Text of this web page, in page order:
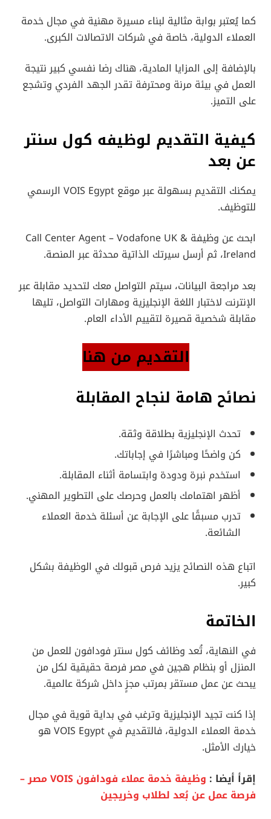
كما يُعتبر بوابة مثالية لبناء مسيرة مهنية في مجال خدمة
العملاء الدولية، خاصة في شركات الاتصالات الكبرى.
بالإضافة إلى المزايا المادية، هناك رضا نفسي كبير نتيجة
العمل في بيئة مرنة ومحترفة تقدر الجهد الفردي وتشجع
على التميز.
كيفية التقديم لوظيفه كول سنتر
عن بعد
يمكنك التقديم بسهولة عبر موقع VOIS Egypt الرسمي
للتوظيف.
ابحث عن وظيفة Call Center Agent – Vodafone UK &
Ireland، ثم أرسل سيرتك الذاتية محدثة عبر المنصة.
بعد مراجعة البيانات، سيتم التواصل معك لتحديد مقابلة عبر
الإنترنت لاختبار اللغة الإنجليزية ومهارات التواصل، تليها
مقابلة شخصية قصيرة لتقييم الأداء العام.
التقديم من هنا
نصائح هامة لنجاح المقابلة
تحدث الإنجليزية بطلاقة وثقة.
كن واضحًا ومباشرًا في إجاباتك.
استخدم نبرة ودودة وابتسامة أثناء المقابلة.
أظهر اهتمامك بالعمل وحرصك على التطوير المهني.
تدرب مسبقًا على الإجابة عن أسئلة خدمة العملاء
الشائعة.
اتباع هذه النصائح يزيد فرص قبولك في الوظيفة بشكل
كبير.
الخاتمة
في النهاية، تُعد وظائف كول سنتر فودافون للعمل من
المنزل أو بنظام هجين في مصر فرصة حقيقية لكل من
يبحث عن عمل مستقر بمرتب مجزٍ داخل شركة عالمية.
إذا كنت تجيد الإنجليزية وترغب في بداية قوية في مجال
خدمة العملاء الدولية، فالتقديم في VOIS Egypt هو
خيارك الأمثل.
إقرأ أيضا :
وظيفة خدمة عملاء فودافون VOIS مصر –
فرصة عمل عن بُعد لطلاب وخريجين